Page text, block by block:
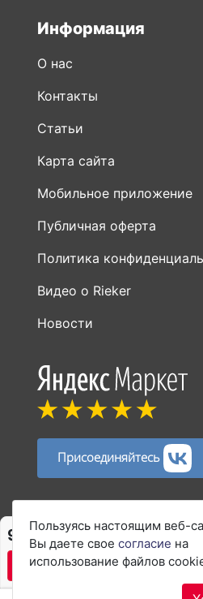
Информация
О нас
Контакты
Статьи
Карта сайта
Мобильное приложение
Публичная оферта
Политика
Видео о Rieker
Новости
Присоединяйтесь
Пользуясь настоящим веб-
Вы даете свое согласие на
использование файлов
9 450 ₽ 9 953 ₽
В КОРЗИНУ